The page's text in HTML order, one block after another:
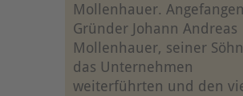
Mollenhauer.
Gründer Johann Andreas
Mollenhauer, seiner
das Unternehmen
weiterführten und den